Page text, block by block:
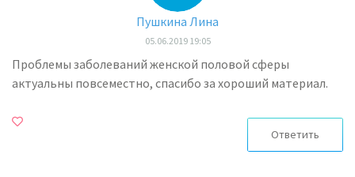
Пушкина Лина
05.06.2019 19:05
Проблемы заболеваний женской половой сферы
актуальны повсеместно, спасибо за хороший материал.
Ответить